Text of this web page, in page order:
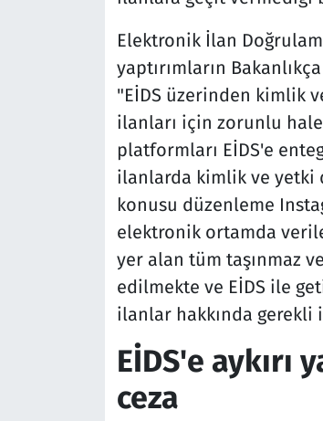
Elektronik İlan
yaptırımların
"EİDS üzerinden kimlik
ilanları için zorunlu
platformları EİDS'e
ilanlarda kimlik ve yetki
konusu düzenleme
elektronik ortamda
yer alan tüm taşınmaz
edilmekte ve EİDS ile
ilanlar hakkında gerekli
EİDS'e aykırı
ceza